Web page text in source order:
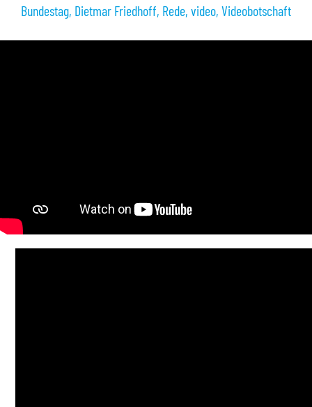
PRESSE
Bundestag, Dietmar Friedhoff, Rede, video, Videobotschaft